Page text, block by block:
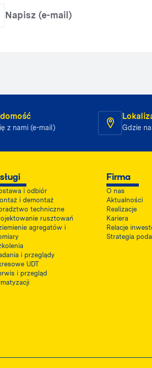
Napisz (e-mail)
z nami (e-mail) Gdzie
i odbiór
i demontaż
techniczne
rusztowań
agregatów i
i przeglądy
UDT
i przegląd
Firma
O nas
Aktualności
Realizacje
Kariera
Relacje
Strategia
się w nowej karciePSWB, otwiera się w nowej